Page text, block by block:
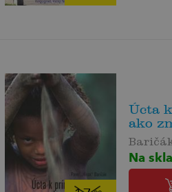
Úcta
ako
Na